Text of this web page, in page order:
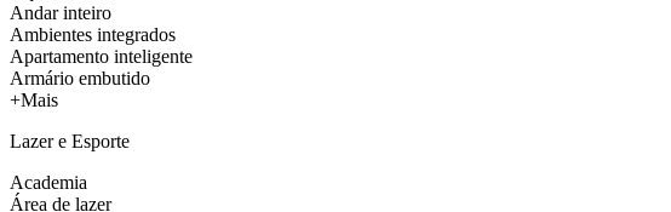
Andar inteiro
Ambientes integrados
Apartamento inteligente
Armário embutido
+Mais
Lazer e Esporte
Academia
Área de lazer